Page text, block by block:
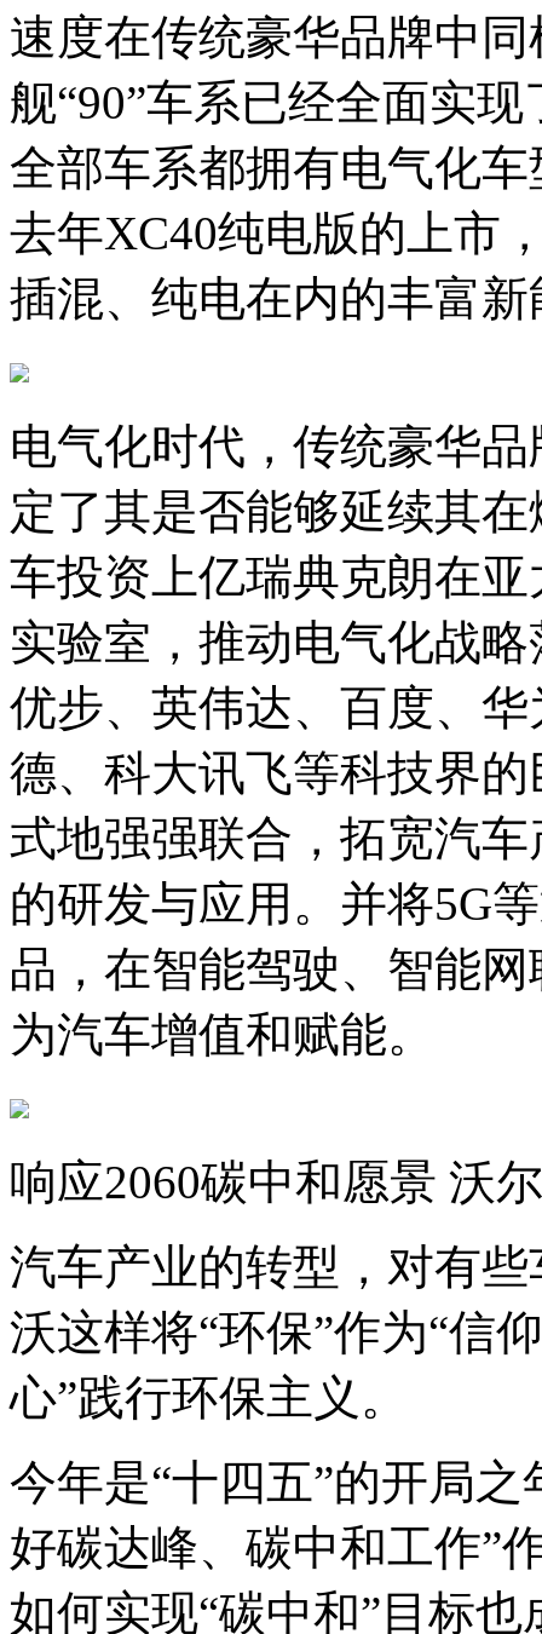
速度在传统豪华品牌中
舰“90”车系已经全面实
全部车系都拥有电气化
去年XC40纯电版的上市
插混、纯电在内的丰富
电气化时代，传统豪华
定了其是否能够延续其
车投资上亿瑞典克朗在
实验室，推动电气化战
优步、英伟达、百度、
德、科大讯飞等科技界
式地强强联合，拓宽汽
的研发与应用。并将5G
品，在智能驾驶、智能
为汽车增值和赋能。
响应2060碳中和愿景 沃
汽车产业的转型，对有
沃这样将“环保”作为“信
心”践行环保主义。
今年是“十四五”的开局
好碳达峰、碳中和工作”
如何实现“碳中和”目标